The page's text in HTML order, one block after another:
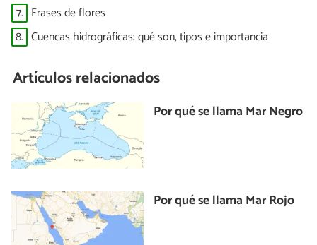
7. Frases de flores
8. Cuencas hidrográficas: qué son, tipos e importancia
Artículos relacionados
Por qué se llama Mar Negro
Por qué se llama Mar Rojo